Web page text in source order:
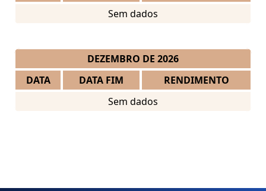
Sem dados
DEZEMBRO DE 2026
DATA
DATA FIM
RENDIMENTO
Sem dados